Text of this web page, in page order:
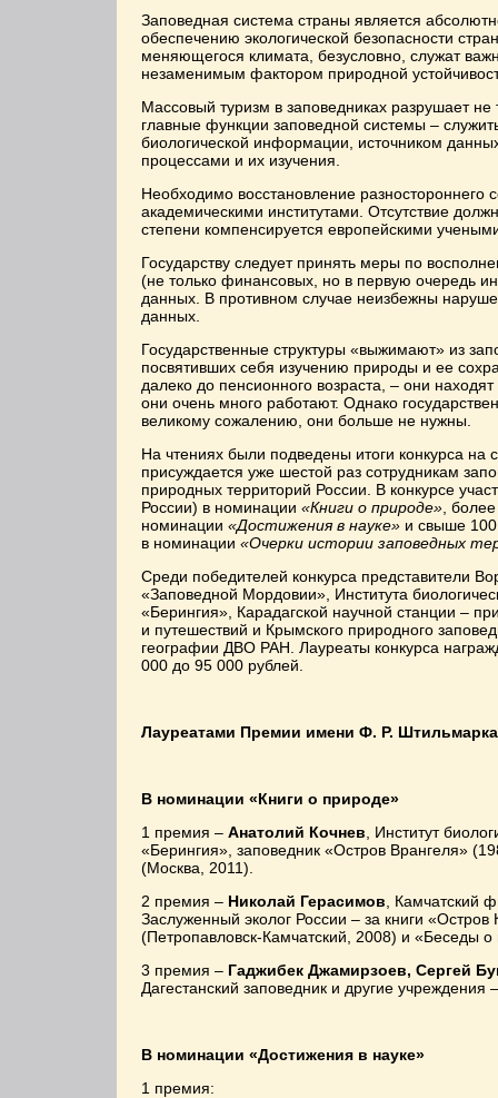
Заповедная система страны является
обеспечению экологической безопасности
меняющегося климата, безусловно, служат
незаменимым фактором природной
Массовый туризм в заповедниках разрушает
главные функции заповедной системы –
биологической информации, источником
процессами и их изучения.
Необходимо восстановление
академическими институтами. Отсутствие
степени компенсируется европейскими
Государству следует принять меры по
(не только финансовых, но в первую очередь
данных. В противном случае неизбежны
данных.
Государственные структуры «выжимают» из
посвятивших себя изучению природы и ее
далеко до пенсионного возраста, – они
они очень много работают. Однако
великому сожалению, они больше не нужны.
На чтениях были подведены итоги конкурса
присуждается уже шестой раз сотрудникам
природных территорий России. В конкурсе
России) в номинации «Книги о природе» ,
номинации «Достижения в науке» и свыше 100
в номинации «Очерки истории заповедных
Среди победителей конкурса представители
«Заповедной Мордовии», Института
«Берингия», Карадагской научной станции –
и путешествий и Крымского природного
географии ДВО РАН. Лауреаты конкурса
000 до 95 000 рублей.
Лауреатами Премии имени Ф. Р. Штильмарка
В номинации «Книги о природе»
1 премия – Анатолий Кочнев , Институт
«Берингия», заповедник «Остров Врангеля»
(Москва, 2011).
2 премия – Николай Герасимов , Камчатский
Заслуженный эколог России – за книги
(Петропавловск-Камчатский, 2008) и «Беседы
3 премия – Гаджибек Джамирзоев, Сергей
Дагестанский заповедник и другие
В номинации «Достижения в науке»
1 премия: